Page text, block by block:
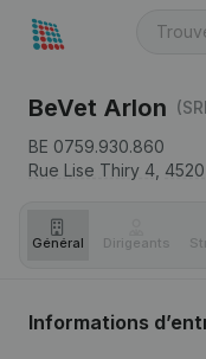
BeVet Arlon
BE 0759.930.860
Rue Lise Thiry 4, 4520
Général Dirigeants
Informations